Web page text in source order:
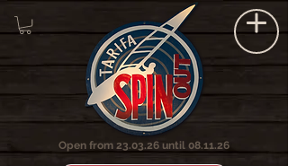
Open from 23.03.26 until 08.11.26